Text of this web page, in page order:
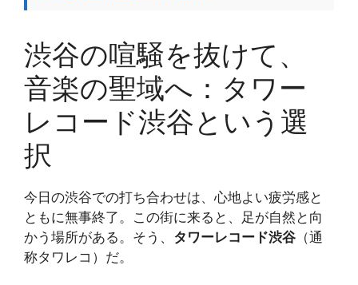
渋谷の喧騒を抜けて、
音楽の聖域へ：タワー
レコード渋谷という選
択
今日の渋谷での打ち合わせは、心地よい疲労感と
ともに無事終了。この街に来ると、足が自然と向
かう場所がある。そう、 タワーレコード渋谷 （通
称タワレコ）だ。